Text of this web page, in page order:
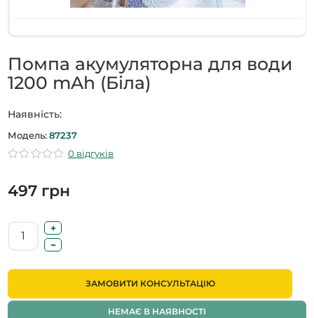
Помпа акумуляторна для води
1200 mAh (Біла)
Наявність:
Модель: 87237
0 відгуків
497 грн
ЗАМОВИТИ КОНСУЛЬТАЦІЮ
НЕМАЄ В НАЯВНОСТІ